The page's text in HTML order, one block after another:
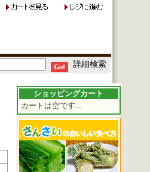
詳細検索
ショッピングカート
カートは空です...